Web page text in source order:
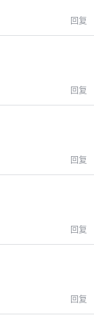
回复
回复
回复
回复
回复